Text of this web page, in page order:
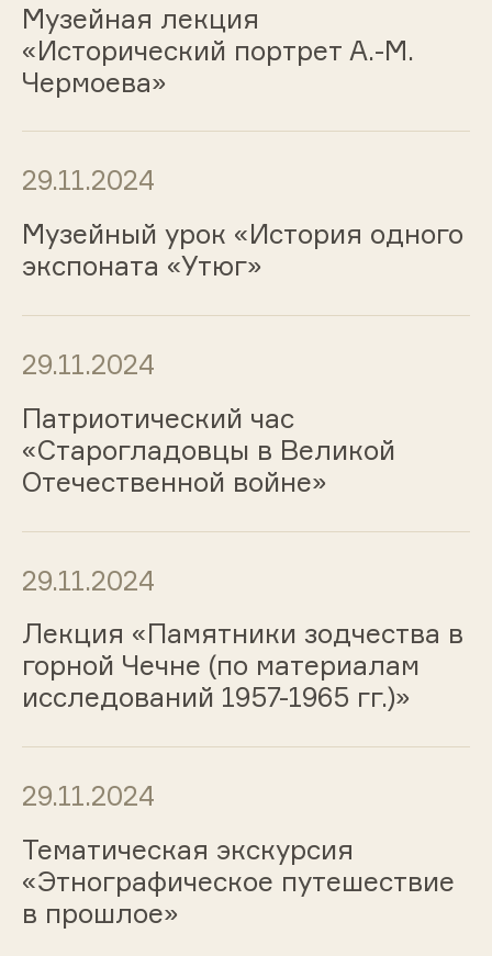
Музейная лекция
«Исторический портрет А.-М.
Чермоева»
29.11.2024
Музейный урок «История одного
экспоната «Утюг»
29.11.2024
Патриотический час
«Старогладовцы в Великой
Отечественной войне»
29.11.2024
Лекция «Памятники зодчества в
горной Чечне (по материалам
исследований 1957-1965 гг.)»
29.11.2024
Тематическая экскурсия
«Этнографическое путешествие
в прошлое»